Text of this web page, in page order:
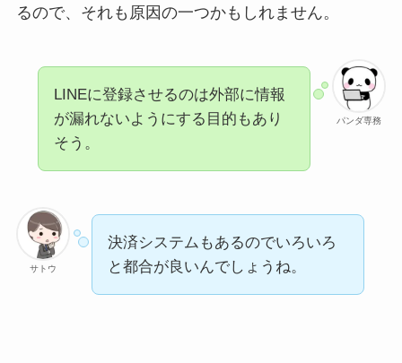
るので、それも原因の一つかもしれません。
パンダ専務
LINEに登録させるのは外部に情報
が漏れないようにする目的もあり
そう。
サトウ
決済システムもあるのでいろいろ
と都合が良いんでしょうね。